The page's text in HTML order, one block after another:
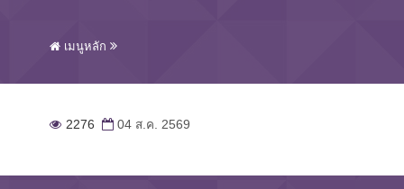
เมนูหลัก
2276 04 ส.ค. 2569